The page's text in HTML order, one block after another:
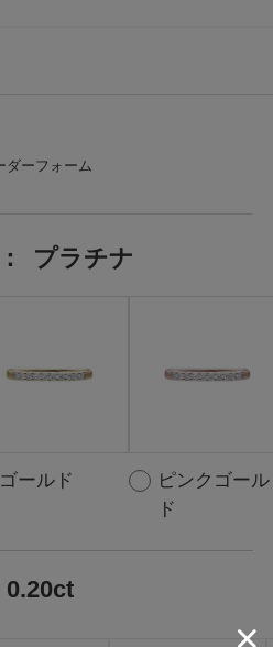
： プラチナ
ゴールド
ピンクゴール
ド
0.20ct